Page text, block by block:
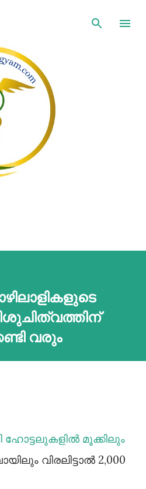
വരും
ഹോട്ടലുകളിൽ മൂക്കിലും
വിരലിട്ടാൽ 2,000